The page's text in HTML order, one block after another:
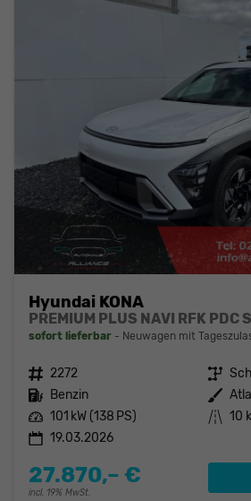
Hyundai KONA
PREMIUM PLUS NAVI RFK PDC
sofort lieferbar Neuwagen mit
Fahrzeugnr. 2272 Getriebe
Kraftstoff Benzin Außenfarbe
Leistung 101 kW (138 PS) Kilometerstand 10
19.03.2026
27.870,– €
incl. 19% MwSt.